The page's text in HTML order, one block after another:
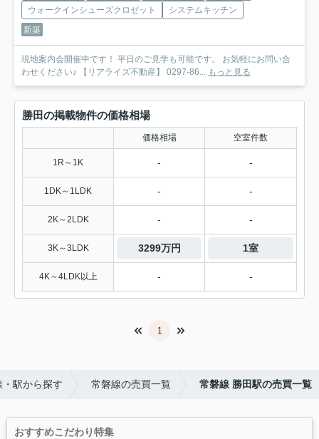
ウォークインシューズクロゼット
システムキッチン
新築
現地案内会開催中です！ 平日のご見学も可能です。 お気軽にお問い合
わせください♪ 【リアライズ不動産】 0297-86... もっと見る
勝田の掲載物件の価格相場
価格相場 空室件数
1R～1K - -
1DK～1LDK - -
2K～2LDK - -
3K～3LDK 3299万円 1室
4K～4LDK以上 - -
1
・駅から探す 常磐線の売買一覧 常磐線 勝田駅の売買一覧
おすすめこだわり特集